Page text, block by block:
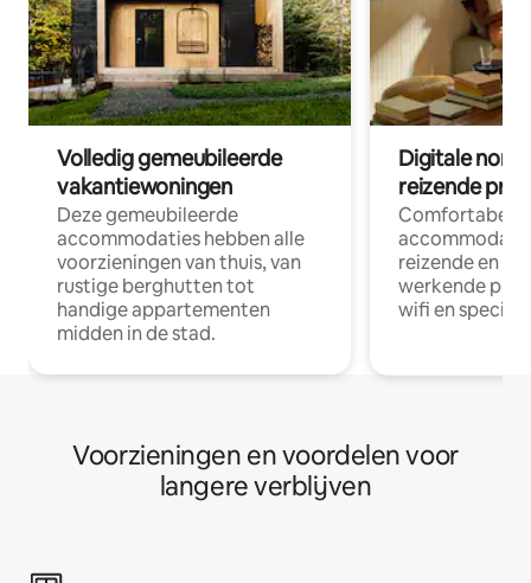
Volledig gemeubileerde
vakantiewoningen
Deze gemeubileerde
accommodaties hebben alle
voorzieningen van thuis, van
rustige berghutten tot
handige appartementen
midden in de stad.
Digitale
reizende
Comfortabele
reizende en
werkende
wifi en
Voorzieningen en voordelen voor
langere verblijven